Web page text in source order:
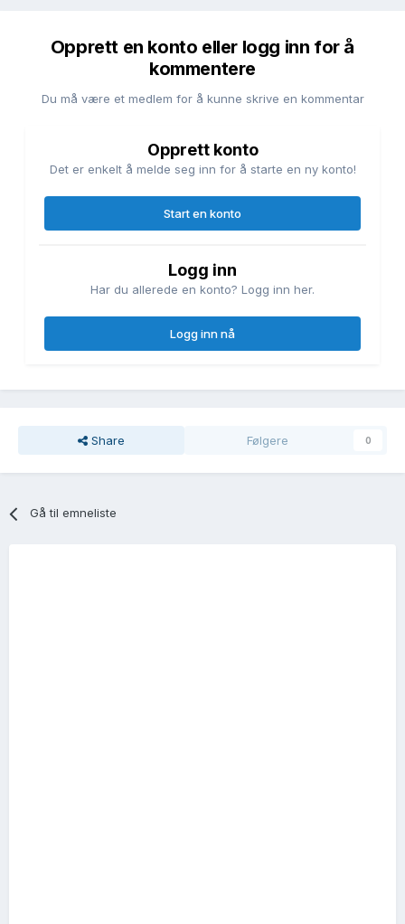
Opprett en konto eller logg inn for å
kommentere
Du må være et medlem for å kunne skrive en kommentar
Opprett konto
Det er enkelt å melde seg inn for å starte en ny konto!
Start en konto
Logg inn
Har du allerede en konto? Logg inn her.
Logg inn nå
Share Følgere 0
Gå til emneliste